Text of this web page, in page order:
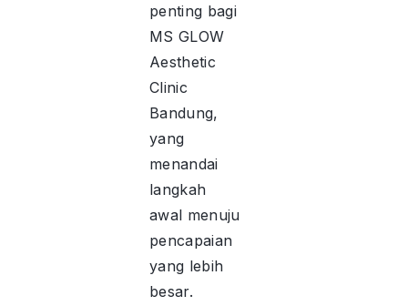
penting bagi
MS GLOW
Aesthetic
Clinic
Bandung,
yang
menandai
langkah
awal menuju
pencapaian
yang lebih
besar.